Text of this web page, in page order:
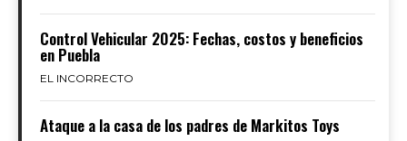
Control Vehicular 2025: Fechas, costos y beneficios
en Puebla
EL INCORRECTO
Ataque a la casa de los padres de Markitos Toys